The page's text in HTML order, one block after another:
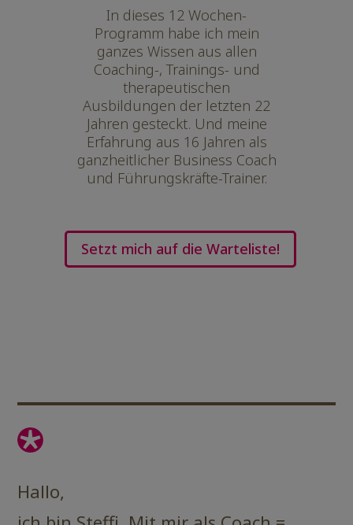
In dieses 12 Wochen-
Programm habe ich mein
ganzes Wissen aus allen
Coaching-, Trainings- und
therapeutischen
Ausbildungen der letzten 22
Jahren gesteckt. Und meine
Erfahrung aus 16 Jahren als
ganzheitlicher Business Coach
und Führungskräfte-Trainer.
Setzt mich auf die Warteliste!
Hallo,